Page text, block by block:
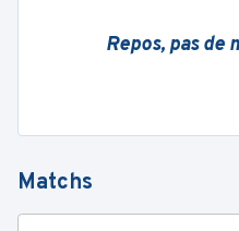
Repos, pas de
Matchs